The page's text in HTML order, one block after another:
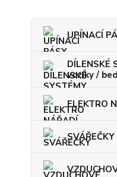
UPÍNACÍ
DÍLENSKÉ
vozíky /
ELEKTRO
SVÁŘEČKY